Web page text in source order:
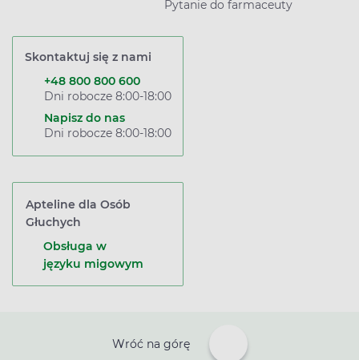
Pytanie do farmaceuty
Skontaktuj się z nami
+48 800 800 600
Dni robocze 8:00-18:00
Napisz do nas
Dni robocze 8:00-18:00
Apteline dla Osób
Głuchych
Obsługa w
języku migowym
Wróć na górę